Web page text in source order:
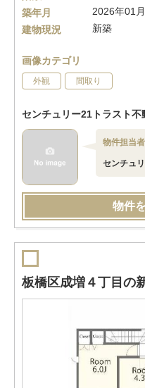
築年月
2026年01月
建物現況
新築
画像カテゴリ
外観 間取り
センチュリー21トラスト不
物件担当
センチュ
物件
板橋区成増４丁目の